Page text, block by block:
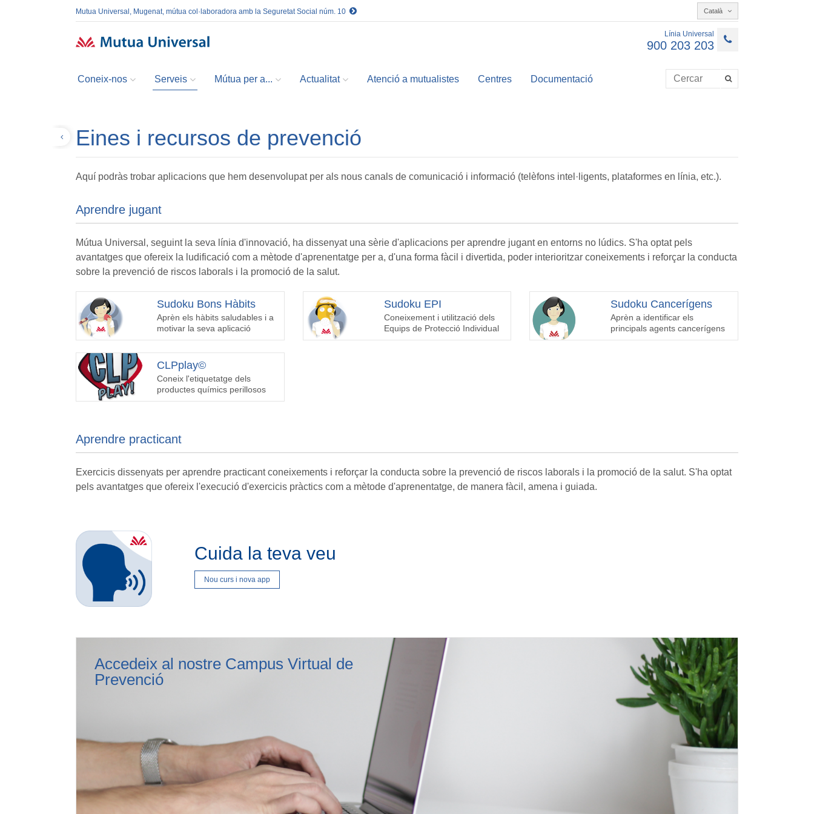
Mutua Universal, Mugenat, mútua col·laboradora amb la Seguretat Social núm. 10 Català
Línia Universal
900 203 203
Coneix-nos Serveis Mútua per a... Actualitat Atenció a mutualistes Centres Documentació
Eines i recursos de prevenció
Aquí podràs trobar aplicacions que hem desenvolupat per als nous canals de comunicació i informació (telèfons intel·ligents, plataformes en línia, etc.).
Aprendre jugant
Mútua Universal, seguint la seva línia d'innovació, ha dissenyat una sèrie d'aplicacions per aprendre jugant en entorns no lúdics. S'ha optat pels
avantatges que ofereix la ludificació com a mètode d'aprenentatge per a, d'una forma fàcil i divertida, poder interioritzar coneixements i reforçar la conducta
sobre la prevenció de riscos laborals i la promoció de la salut.
Sudoku Bons Hàbits
Aprèn els hàbits saludables i a
motivar la seva aplicació
CLPplay©
Coneix l'etiquetatge dels
productes químics perillosos
Sudoku EPI
Coneixement i utilització dels
Equips de Protecció Individual
Sudoku Cancerígens
Aprèn a identificar els
principals agents cancerígens
Aprendre practicant
Exercicis dissenyats per aprendre practicant coneixements i reforçar la conducta sobre la prevenció de riscos laborals i la promoció de la salut. S'ha optat
pels avantatges que ofereix l'execució d'exercicis pràctics com a mètode d'aprenentatge, de manera fàcil, amena i guiada.
Cuida la teva veu
Nou curs i nova app
Accedeix al nostre Campus Virtual de
Prevenció